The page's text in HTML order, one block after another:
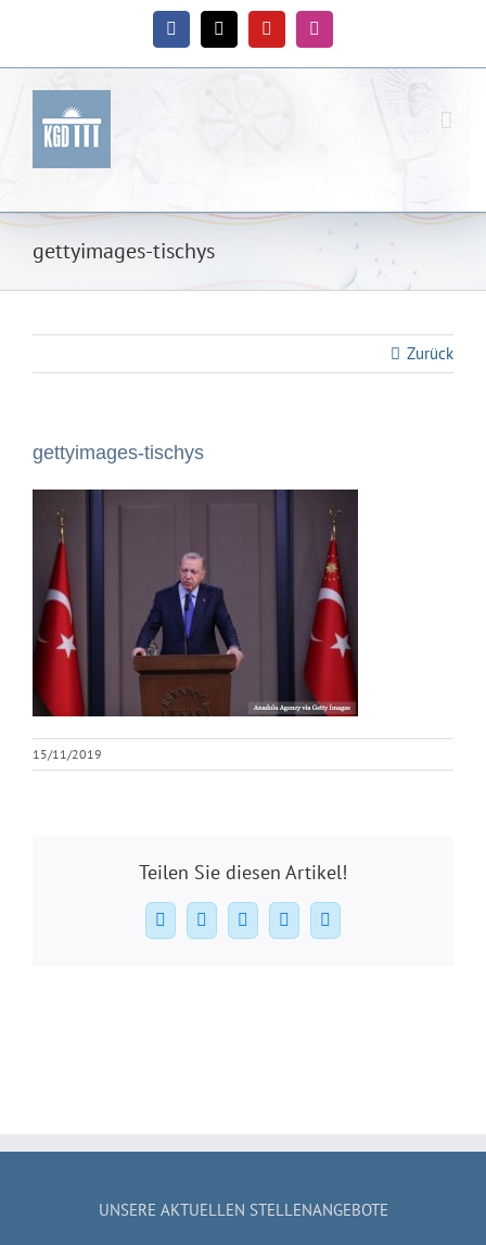
Facebook
X YouTubeInstagram
gettyimages-tischys
Zurück
gettyimages-tischys
15/11/2019
Teilen Sie diesen Artikel!
Facebook
X WhatsAppPinterest
E-
Mail
UNSERE AKTUELLEN STELLENANGEBOTE